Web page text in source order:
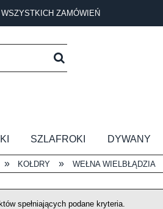
ZAMÓWIEŃ
SZLAFROKI DYWANY
» KOŁDRY » WEŁNA WIELBŁĄDZIA
spełniających podane kryteria.